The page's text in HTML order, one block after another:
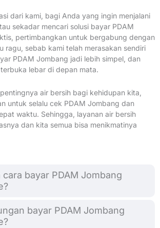
dari kami, bagi Anda yang ingin menjalani
sekadar mencari solusi bayar PDAM
pertimbangkan untuk bergabung dengan
ragu, sebab kami telah merasakan sendiri
PDAM Jombang jadi lebih simpel, dan
lebar di depan mata.
air bersih bagi kehidupan kita,
untuk selalu cek PDAM Jombang dan
waktu. Sehingga, layanan air bersih
dan kita semua bisa menikmatinya
cara bayar PDAM Jombang
bayar PDAM Jombang